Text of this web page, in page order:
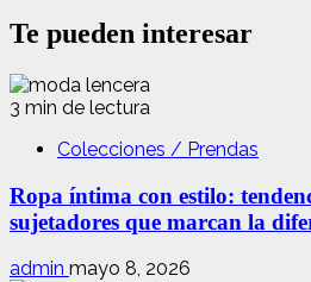
Te pueden interesar
3 min de lectura
Colecciones / Prendas
Ropa íntima con estilo:
sujetadores que marcan la
admin mayo 8, 2026